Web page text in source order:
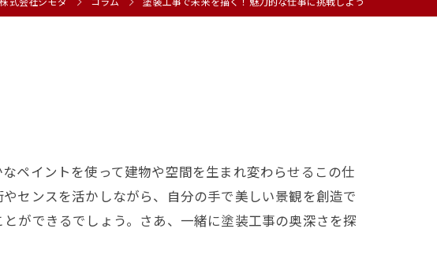
ペイントを使って建物や空間を生まれ変わらせるこの仕
センスを活かしながら、自分の手で美しい景観を創造で
ができるでしょう。さあ、一緒に塗装工事の奥深さを探